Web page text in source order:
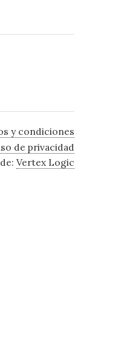
y condiciones
de privacidad
Vertex Logic